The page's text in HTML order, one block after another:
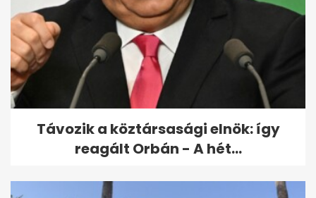
Majka elhagyja a TV2-t és
visszatér az RTL-hez
Távozik a köztársasági elnök: így
reagált Orbán - A hét...